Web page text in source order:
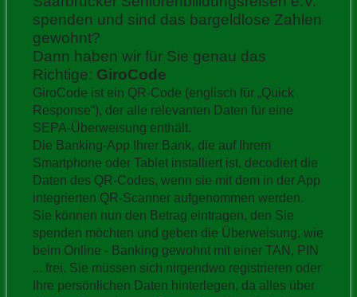
spenden und sind das bargeldlose Zahlen
gewohnt?
Dann haben wir für Sie genau das
Richtige: GiroCode
GiroCode ist ein QR-Code (englisch für „Quick
Response“), der alle relevanten Daten für eine
SEPA-Überweisung enthält.
Die Banking-App Ihrer Bank, die auf Ihrem
Smartphone oder Tablet installiert ist, decodiert die
Daten des QR-Codes, wenn sie mit dem in der App
integrierten QR-Scanner aufgenommen werden.
Sie können nun den Betrag eintragen, den Sie
spenden möchten und geben die Überweisung, wie
beim Online - Banking gewohnt mit einer TAN, PIN
... frei. Sie müssen sich nirgendwo registrieren oder
Ihre persönlichen Daten hinterlegen, da alles über